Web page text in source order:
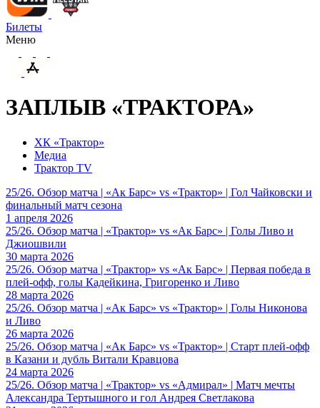
Билеты
Меню
ЗАПЛЫВ «ТРАКТОРА»
ХК «Трактор»
Медиа
Трактор TV
25/26. Обзор матча | «Ак Барс» vs «Трактор» | Гол Чайковски и
финальный матч сезона
1 апреля 2026
25/26. Обзор матча | «Трактор» vs «Ак Барс» | Голы Ливо и
Джиошвили
30 марта 2026
25/26. Обзор матча | «Трактор» vs «Ак Барс» | Первая победа в
плей-офф, голы Кадейкина, Григоренко и Ливо
28 марта 2026
25/26. Обзор матча | «Ак Барс» vs «Трактор» | Голы Никонова
и Ливо
26 марта 2026
25/26. Обзор матча | «Ак Барс» vs «Трактор» | Старт плей-офф
в Казани и дубль Витали Кравцова
24 марта 2026
25/26. Обзор матча | «Трактор» vs «Адмирал» | Матч мечты
Александра Тертышного и гол Андрея Светлакова